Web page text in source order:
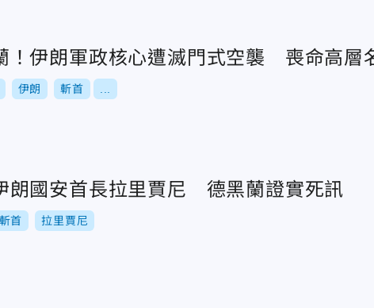
！伊朗軍政核心遭滅門式空襲 喪命高層
伊朗 斬首
朗國安首長拉里賈尼 德黑蘭證實死訊
斬首 拉里賈尼